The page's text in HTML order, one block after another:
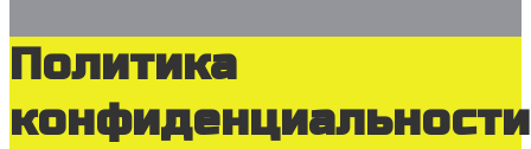
Политика
конфиденциальности